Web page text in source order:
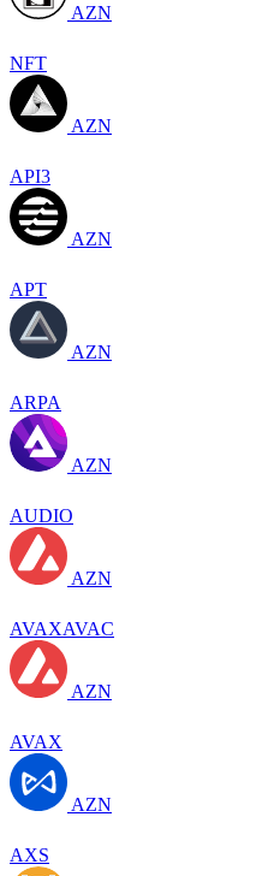
AZN
NFT
AZN
API3
AZN
APT
AZN
ARPA
AZN
AUDIO
AZN
AVAXAVAC
AZN
AVAX
AZN
AXS